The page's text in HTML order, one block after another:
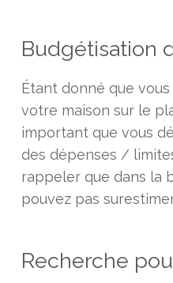
Budgétisation
Étant donné que
votre maison sur le
important que vous
des dépenses /
rappeler que dans la
pouvez pas
Recherche